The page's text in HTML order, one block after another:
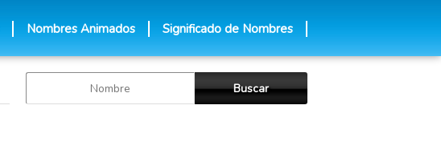
Nombres Animados Significado de Nombres